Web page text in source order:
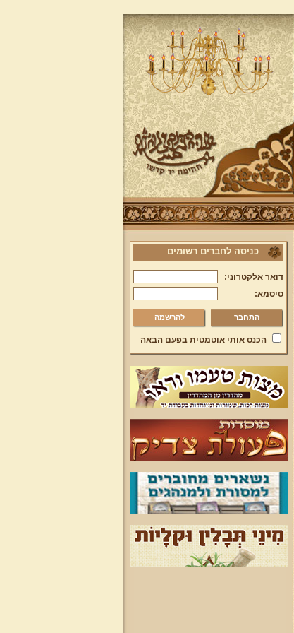
כניסה לחברים רשומים
דואר אלקטרוני:
סיסמא:
להרשמה
הכנס אותי אוטמטית בפעם הבאה